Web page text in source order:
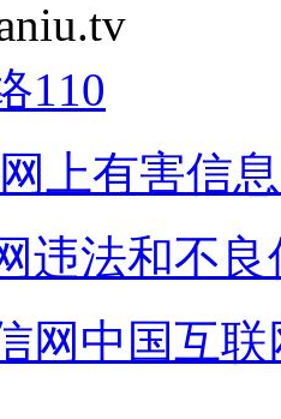
110
网上有害信
违法和不
网 中国互